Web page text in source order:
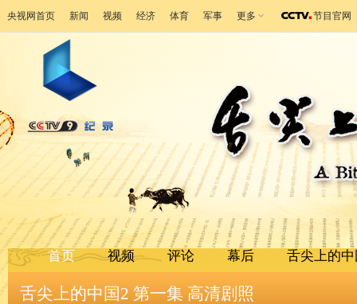
央视网首页 新闻 视频 经济 体育 军事 更多 节目官网
首页 视频 评论 幕后 舌尖上的
舌尖上的中国2 第一集 高清剧照